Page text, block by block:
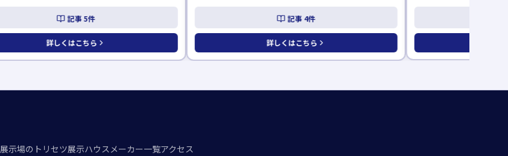
記事5件
詳しくはこちら
記事4件
詳しくはこちら
展示場のトリセツ展示ハウスメーカー一覧アクセス